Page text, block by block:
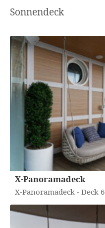
Sonnendeck
X-Panoramadeck
X-Panoramadeck - Deck 6